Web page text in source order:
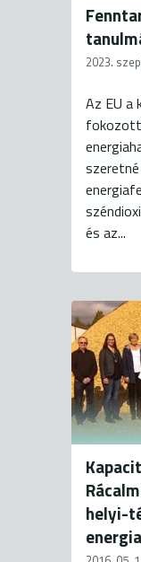
2023.
Az EU a
és az...
helyi-